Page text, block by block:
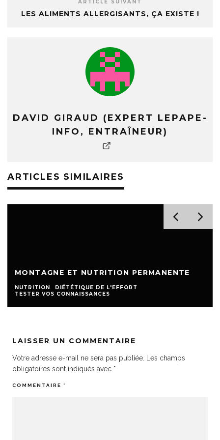
ARTICLE SUIVANT
LES ALIMENTS ALLERGISANTS, ÇA EXISTE !
DAVID GIRAUD (EXPERT LEPAPE-
INFO, ENTRAÎNEUR)
ARTICLES SIMILAIRES
MONTAGNE ET NUTRITION PERMANENTE
NUTRITION
DIÉTÉTIQUE DE L'EFFORT
TESTER VOS CONNAISSANCES
LAISSER UN COMMENTAIRE
Votre adresse e-mail ne sera pas publiée.
Les champs
obligatoires sont indiqués avec *
COMMENTAIRE *